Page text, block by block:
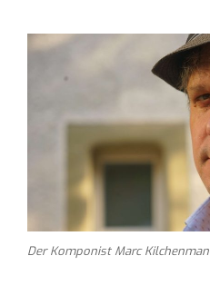
Der Komponist Marc